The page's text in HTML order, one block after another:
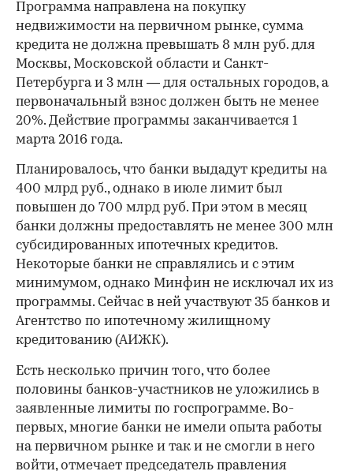
Программа направлена на покупку
недвижимости на первичном рынке, сумма
кредита не должна превышать 8 млн руб. для
Москвы, Московской области и Санкт-
Петербурга и 3 млн — для остальных городов, а
первоначальный взнос должен быть не менее
20%. Действие программы заканчивается 1
марта 2016 года.
Планировалось, что банки выдадут кредиты на
400 млрд руб., однако в июле лимит был
повышен до 700 млрд руб. При этом в месяц
банки должны предоставлять не менее 300 млн
субсидированных ипотечных кредитов.
Некоторые банки не справлялись и с этим
минимумом, однако Минфин не исключал их из
программы. Сейчас в ней участвуют 35 банков и
Агентство по ипотечному жилищному
кредитованию (АИЖК).
Есть несколько причин того, что более
половины банков-участников не уложились в
заявленные лимиты по госпрограмме. Во-
первых, многие банки не имели опыта работы
на первичном рынке и так и не смогли в него
войти, отмечает председатель правления